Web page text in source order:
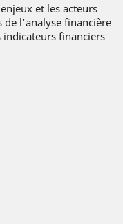
et les acteurs
l’analyse financière
indicateurs financiers